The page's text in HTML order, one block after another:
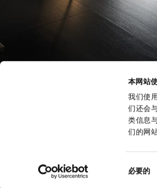
本网站
我们使
们还会
类信息
们的网
意
必要的
LONGHI S.p.a. - P.IVA N: IT